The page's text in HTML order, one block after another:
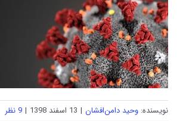
نویسنده: وحید دامن‌افشان | 13 اسفند 1398 | 9 نظر